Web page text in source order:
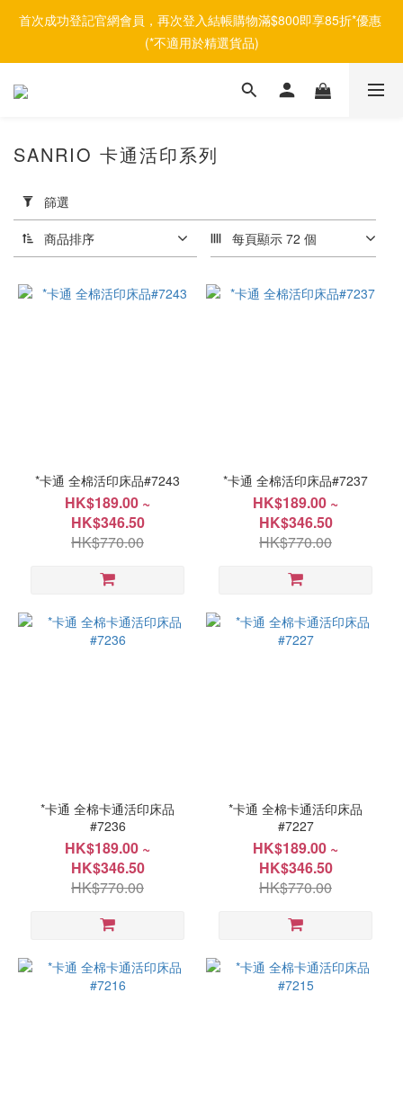
首次成功登記官網會員，再次登入結帳購物滿$800即享85折*優惠
(*不適用於精選貨品)
用
篩
選
(0/20)
品
加大
152x198cm(60"x78")
(6)
152x229cm(60"x90")
91x191cm(36"x75")
雙人
122x191cm(48"x75")
SANRIO 卡通活印系列
篩選
商品排序 每頁顯示 72 個
*卡通 全棉活印床品#7243
HK$189.00 ~
HK$346.50
HK$770.00
*卡通 全棉活印床品#7237
HK$189.00 ~
HK$346.50
HK$770.00
*卡通 全棉卡通活印床品
#7236
HK$189.00 ~
HK$346.50
HK$770.00
*卡通 全棉卡通活印床品
#7227
HK$189.00 ~
HK$346.50
HK$770.00